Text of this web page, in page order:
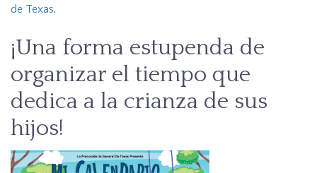
de Texas.
¡Una forma estupenda de
organizar el tiempo que
dedica a la crianza de sus
hijos!